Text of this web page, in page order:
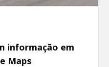
informação em
Maps